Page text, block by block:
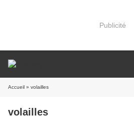
Publicité
Accueil » volailles
volailles